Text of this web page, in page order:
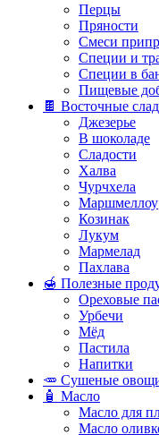
Перцы
Пряности
Смеси
Специи и
Специи в
Пищевые
🍫 Восточные
Джезерье
В шоколаде
Сладости
Халва
Чурчхела
Маршмеллоу
Козинак
Лукум
Мармелад
Пахлава
🍯 Полезные
Ореховые
Урбечи
Мёд
Пастила
Напитки
🥕 Сушеные
🧴 Масло
Масло для
Масло